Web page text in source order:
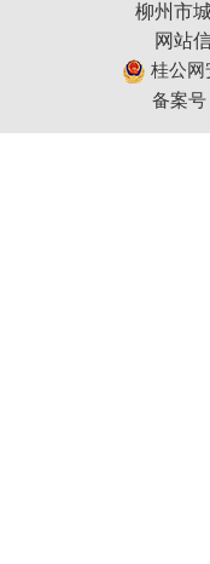
柳州市
网站
桂公网
备案号